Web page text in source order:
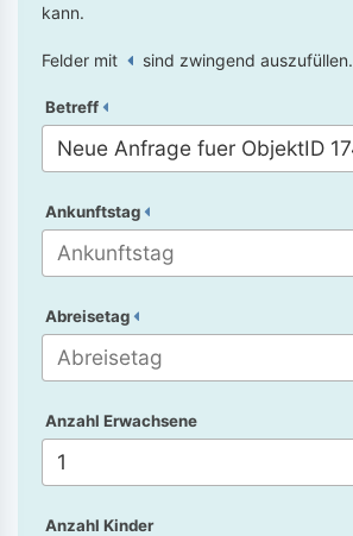
kann.
Felder mit sind zwingend auszufüllen.
Betreff
Ankunftstag
Abreisetag
Anzahl Erwachsene
Anzahl Kinder